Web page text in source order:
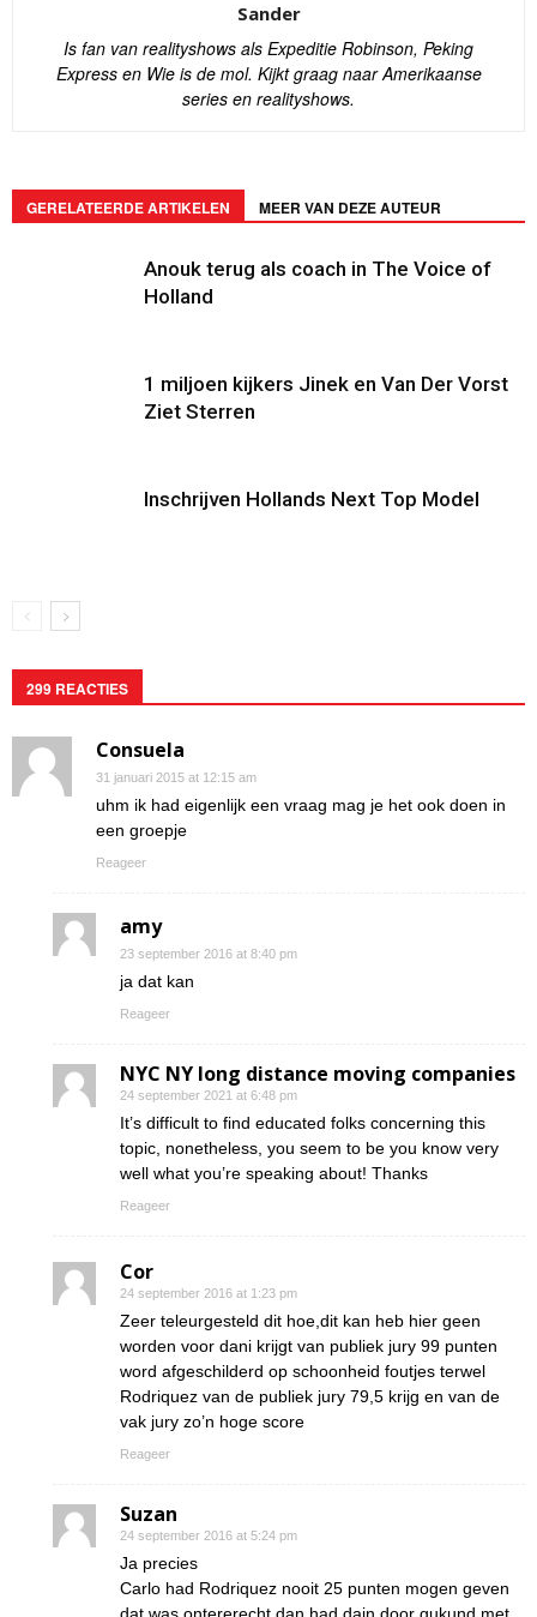
Sander
Is fan van realityshows als Expeditie Robinson, Peking
Express en Wie is de mol. Kijkt graag naar Amerikaanse
series en realityshows.
GERELATEERDE ARTIKELEN MEER VAN DEZE AUTEUR
Anouk terug als coach in The Voice of
Holland
1 miljoen kijkers Jinek en Van Der Vorst
Ziet Sterren
Inschrijven Hollands Next Top Model
299 REACTIES
Consuela
31 januari 2015 at 12:15 am
uhm ik had eigenlijk een vraag mag je het ook doen in
een groepje
Reageer
amy
23 september 2016 at 8:40 pm
ja dat kan
Reageer
NYC NY long distance moving companies
24 september 2021 at 6:48 pm
It’s difficult to find educated folks concerning this
topic, nonetheless, you seem to be you know very
well what you’re speaking about! Thanks
Reageer
Cor
24 september 2016 at 1:23 pm
Zeer teleurgesteld dit hoe,dit kan heb hier geen
worden voor dani krijgt van publiek jury 99 punten
word afgeschilderd op schoonheid foutjes terwel
Rodriquez van de publiek jury 79,5 krijg en van de
vak jury zo’n hoge score
Reageer
Suzan
24 september 2016 at 5:24 pm
Ja precies
Carlo had Rodriquez nooit 25 punten mogen geven